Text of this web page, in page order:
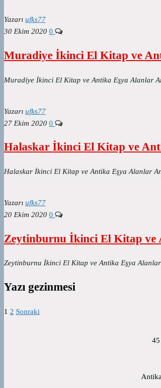
Yazarı ufks77
30 Ekim 2020 0
Muradiye İkinci El Kitap ve
Muradiye İkinci El Kitap ve Antika Eşya Alanlar
Yazarı ufks77
27 Ekim 2020 0
Halaskar İkinci El Kitap ve
Halaskar İkinci El Kitap ve Antika Eşya Alanlar
Yazarı ufks77
20 Ekim 2020 0
Zeytinburnu İkinci El Kitap ve
Zeytinburnu İkinci El Kitap ve Antika Eşya
Yazı gezinmesi
1 2 Sonraki